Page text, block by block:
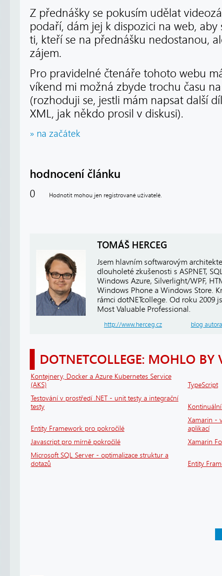
Z přednášky se pokusím udělat
podaří, dám jej k dispozici na web,
ti, kteří se na přednášku nedostanou,
zájem.
Pro pravidelné čtenáře tohoto webu
víkend mi možná zbyde trochu času
(rozhoduji se, jestli mám napsat další
XML, jak někdo prosil v diskusi).
» na začátek
hodnocení článku
0 Hodnotit mohou jen registrované uživatelé.
TOMÁŠ HERCEG
Jsem hlavním softwarovým
dlouholeté zkušenosti s ASP.NET,
Windows Azure, Silverlight/WPF,
Windows Phone a Windows Store.
rámci dotNETcollege. Od roku 2009
Most Valuable Professional.
http://www.herceg.cz blog autora
DOTNETCOLLEGE: MOHLO BY
Kontejnery, Docker a Azure Kubernetes Service
(AKS)
TypeScript
Testování v prostředí .NET - unit testy a integrační
testy
Entity Framework pro pokročilé
Xamarin -
aplikací
Javascript pro mírně pokročilé
Xamarin
Microsoft SQL Server - optimalizace struktur a
dotazů
Entity